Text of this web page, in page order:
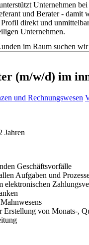
Unternehmen
und Berater -
direkt und
Unternehmen.
im Raum suchen
(m/w/d) im
und Rechnungswesen
Jahren
Geschäftsvorfälle
Aufgaben und
elektronischen
von Monats-,